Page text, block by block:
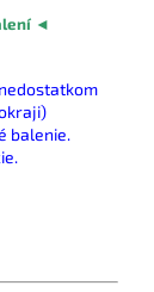
◄
balenie.